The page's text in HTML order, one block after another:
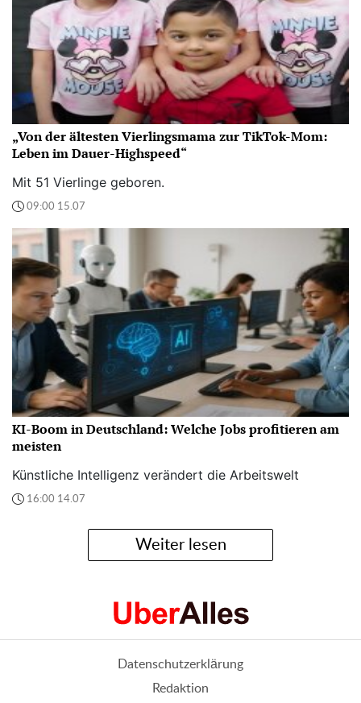
„Von der ältesten Vierlingsmama zur TikTok-Mom:
Leben im Dauer-Highspeed“
Mit 51 Vierlinge geboren.
09:00 15.07
KI-Boom in Deutschland: Welche Jobs profitieren am
meisten
Künstliche Intelligenz verändert die Arbeitswelt
16:00 14.07
Weiter lesen
Datenschutzerklärung
Redaktion